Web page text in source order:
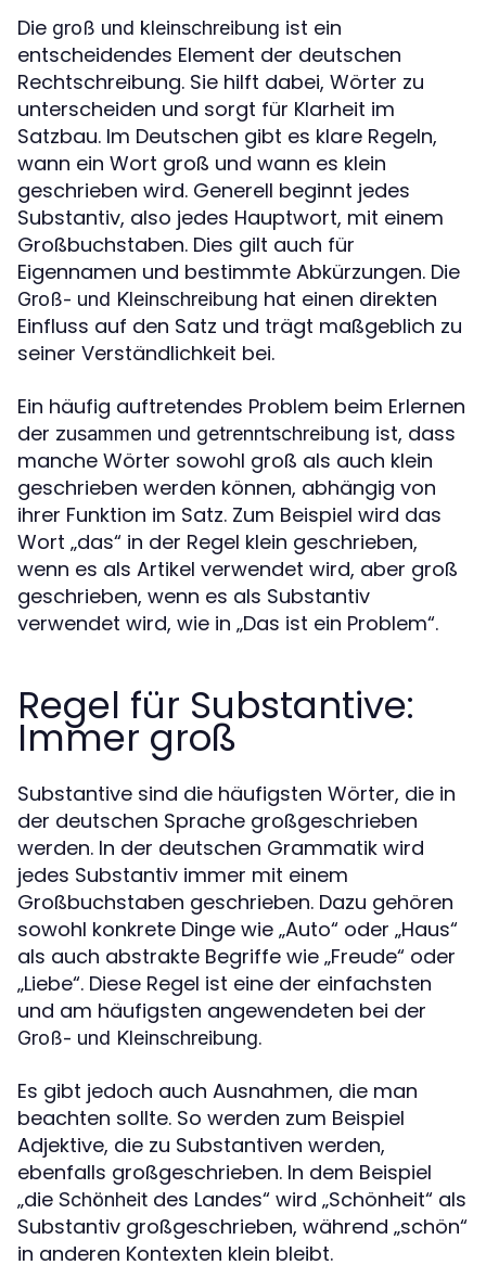
Die groß und kleinschreibung ist ein
entscheidendes Element der deutschen
Rechtschreibung. Sie hilft dabei, Wörter zu
unterscheiden und sorgt für Klarheit im
Satzbau. Im Deutschen gibt es klare Regeln,
wann ein Wort groß und wann es klein
geschrieben wird. Generell beginnt jedes
Substantiv, also jedes Hauptwort, mit einem
Großbuchstaben. Dies gilt auch für
Eigennamen und bestimmte Abkürzungen. Die
Groß- und Kleinschreibung hat einen direkten
Einfluss auf den Satz und trägt maßgeblich zu
seiner Verständlichkeit bei.
Ein häufig auftretendes Problem beim Erlernen
der zusammen und getrenntschreibung ist, dass
manche Wörter sowohl groß als auch klein
geschrieben werden können, abhängig von
ihrer Funktion im Satz. Zum Beispiel wird das
Wort „das“ in der Regel klein geschrieben,
wenn es als Artikel verwendet wird, aber groß
geschrieben, wenn es als Substantiv
verwendet wird, wie in „Das ist ein Problem“.
Regel für Substantive:
Immer groß
Substantive sind die häufigsten Wörter, die in
der deutschen Sprache großgeschrieben
werden. In der deutschen Grammatik wird
jedes Substantiv immer mit einem
Großbuchstaben geschrieben. Dazu gehören
sowohl konkrete Dinge wie „Auto“ oder „Haus“
als auch abstrakte Begriffe wie „Freude“ oder
„Liebe“. Diese Regel ist eine der einfachsten
und am häufigsten angewendeten bei der
Groß- und Kleinschreibung.
Es gibt jedoch auch Ausnahmen, die man
beachten sollte. So werden zum Beispiel
Adjektive, die zu Substantiven werden,
ebenfalls großgeschrieben. In dem Beispiel
„die Schönheit des Landes“ wird „Schönheit“ als
Substantiv großgeschrieben, während „schön“
in anderen Kontexten klein bleibt.